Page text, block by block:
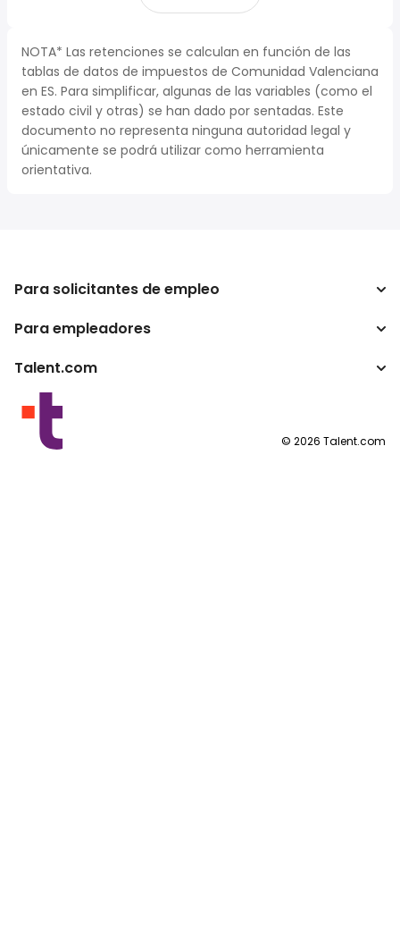
NOTA* Las retenciones se calculan en función de las
tablas de datos de impuestos de Comunidad Valenciana
en ES. Para simplificar, algunas de las variables (como el
estado civil y otras) se han dado por sentadas. Este
documento no representa ninguna autoridad legal y
únicamente se podrá utilizar como herramienta
orientativa.
Para solicitantes de empleo
Buscador de trabajo
Conversor de salario
Para empleadores
Empresa
Programas para publishers
Talent.com
Otros países
Condiciones de uso
© 2026 Talent.com